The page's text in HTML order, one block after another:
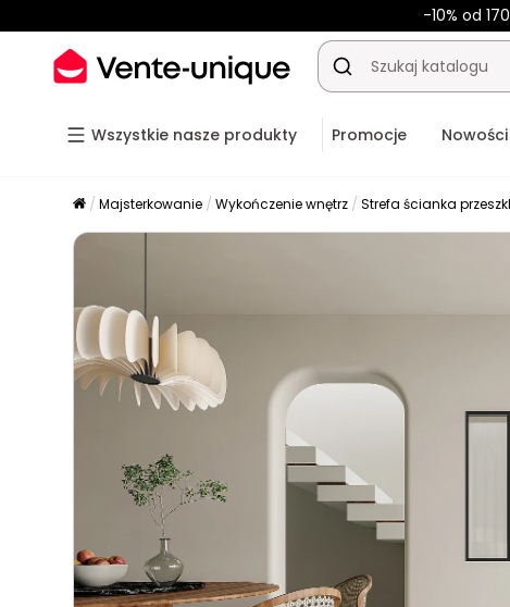
-10% od
Wszystkie nasze produkty Promocje Nowości
Majsterkowanie Wykończenie wnętrz Strefa ścianka